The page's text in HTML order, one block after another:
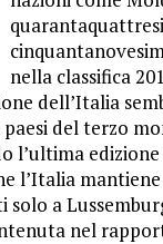
nella classifica
dell’Italia
paesi del terzo
l’ultima
l’Italia
a
nel